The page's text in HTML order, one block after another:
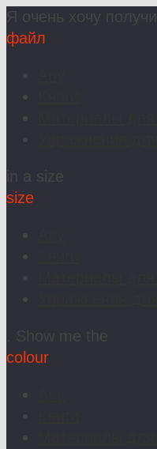
файл
size
colour